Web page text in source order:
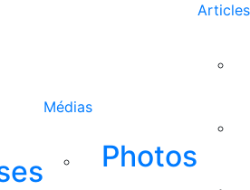
Médias
Photos
Articles